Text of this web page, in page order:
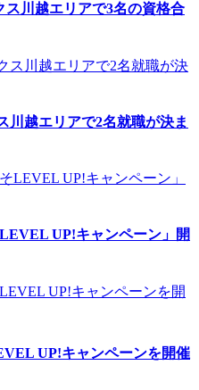
ス川越エリアで3名の資格合
川越エリアで2名就職が決ま
UP!キャンペーン」開
UP!キャンペーンを開催